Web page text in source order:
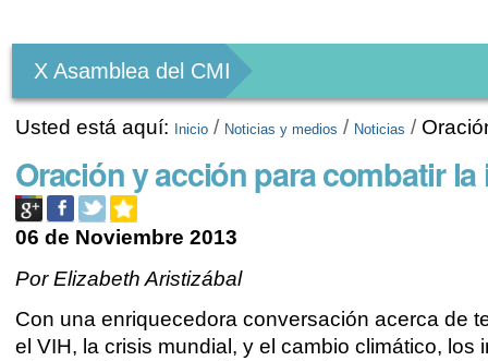
Personales
X Asamblea del CMI
Usted está aquí: Inicio / Noticias y medios / Noticias /
Oración y acción para combatir
06 de Noviembre 2013
Por Elizabeth Aristizábal
Con una enriquecedora conversación acerca de
el VIH, la crisis mundial, y el cambio climático, los